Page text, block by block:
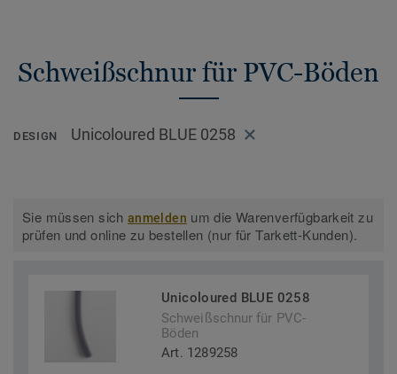
Schweißschnur für PVC-Böden
DESIGN Unicoloured BLUE 0258
Sie müssen sichanmelden um die Warenverfügbarkeit zu
prüfen und online zu bestellen (nur für Tarkett-Kunden).
Unicoloured BLUE 0258
Schweißschnur für PVC-
Böden
Art. 1289258